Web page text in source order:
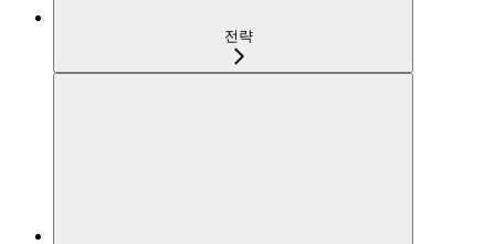
전략